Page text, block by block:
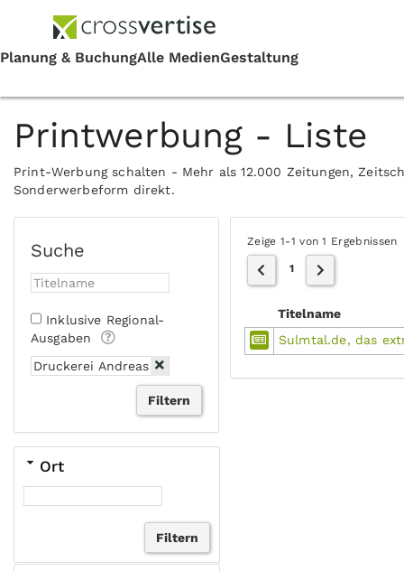
Printwerbung - Liste
Print-Werbung schalten - Mehr als 12.000 Zeitungen,
Sonderwerbeform direkt.
Suche
Inklusive Regional-
Ausgaben
Ort
Zeige 1-1 von 1 Ergebnissen
1
Titelname
Sulmtal.de, das